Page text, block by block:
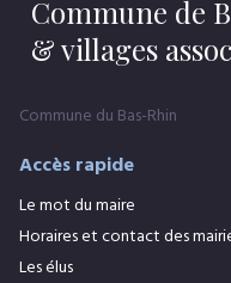
Commune de
& villages
Commune du Bas-Rhin
Accès rapide
Le mot du maire
Horaires et contact des
Les élus